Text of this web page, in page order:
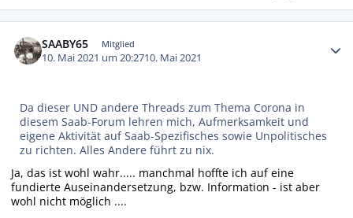
SAABY65 Mitglied
10. Mai 2021 um 20:2710. Mai 2021
Da dieser UND andere Threads zum Thema Corona in
diesem Saab-Forum lehren mich, Aufmerksamkeit und
eigene Aktivität auf Saab-Spezifisches sowie Unpolitisches
zu richten. Alles Andere führt zu nix.
Ja, das ist wohl wahr..... manchmal hoffte ich auf eine
fundierte Auseinandersetzung, bzw. Information - ist aber
wohl nicht möglich ....